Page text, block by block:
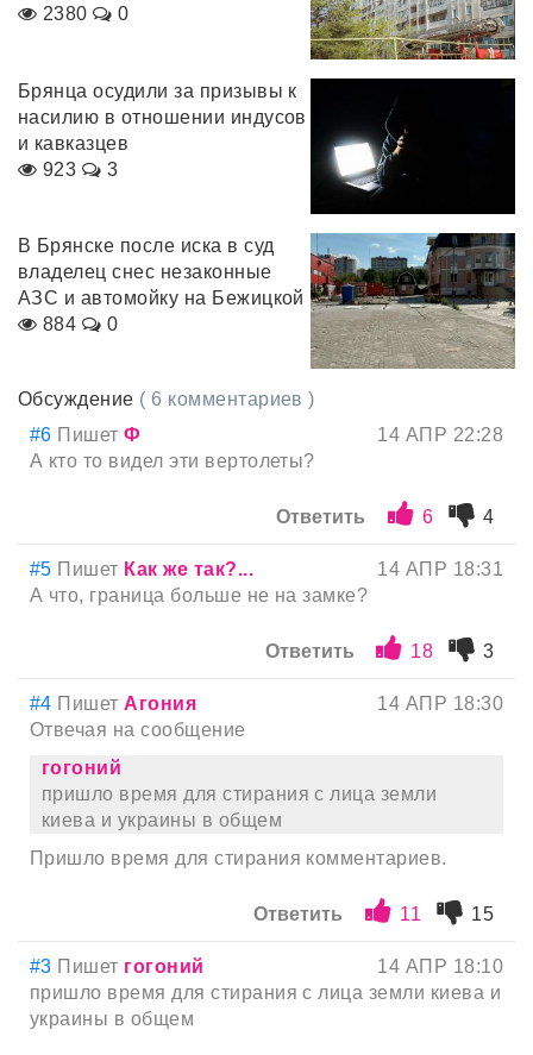
2380
0
Брянца осудили за призывы к
насилию в отношении индусов
и кавказцев
923
3
В Брянске после иска в суд
владелец снес незаконные
АЗС и автомойку на Бежицкой
884
0
Обсуждение ( 6 комментариев )
#6 ПишетФ
14 АПР 22:28
А кто то видел эти вертолеты?
Ответить 6 4
#5 Пишет Как же так?...
14 АПР 18:31
А что, граница больше не на замке?
Ответить 18 3
#4 ПишетАгония
14 АПР 18:30
Отвечая на сообщение
гогоний
пришло время для стирания с лица земли
киева и украины в общем
Пришло время для стирания комментариев.
Ответить 11 15
#3 Пишет гогоний
14 АПР 18:10
пришло время для стирания с лица земли киева и
украины в общем